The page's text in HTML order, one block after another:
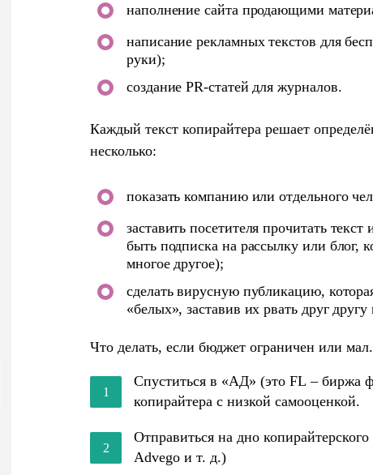
наполнение сайта продающими
написание рекламных текстов для
руки);
создание PR-статей для журналов.
Каждый текст копирайтера решает
несколько:
показать компанию или отдельного
заставить посетителя прочитать
быть подписка на рассылку или блог,
многое другое);
сделать вирусную публикацию,
«белых», заставив их рвать друг
Что делать, если бюджет ограничен или
Спуститься в «АД» (это FL – биржа
копирайтера с низкой самооценкой.
Отправиться на дно
Advego и т. д.)